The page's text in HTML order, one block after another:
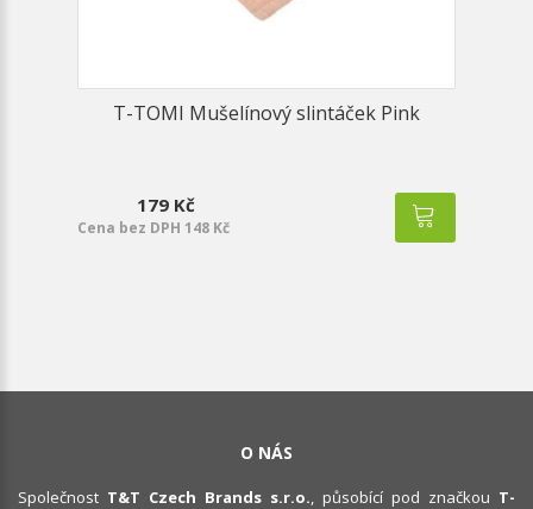
T-TOMI Mušelínový slintáček Pink
179 Kč
Cena bez DPH 148 Kč
O NÁS
Společnost T&T Czech Brands s.r.o. , působící pod značkou T-